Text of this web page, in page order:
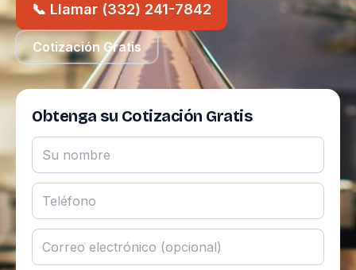
📞 Llamar (332) 241-7842
Cotización Gratis
Obtenga su Cotización Gratis